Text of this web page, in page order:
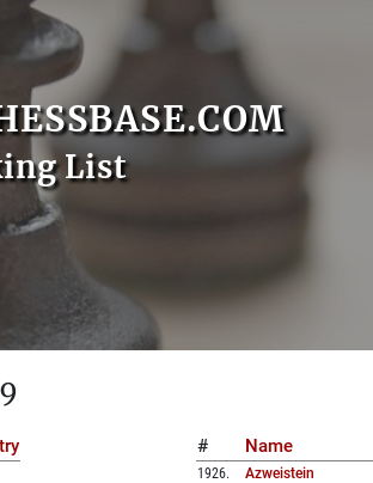
List
# Name
1926. Azweistein